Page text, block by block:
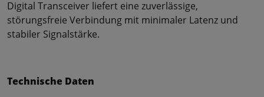
Digital Transceiver liefert eine zuverlässige,
störungsfreie Verbindung mit minimaler Latenz und
stabiler Signalstärke.
Technische Daten